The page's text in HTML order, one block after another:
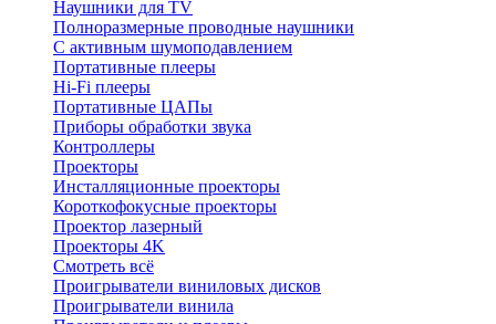
Наушники для TV
Полноразмерные проводные наушники
С активным шумоподавлением
Портативные плееры
Hi-Fi плееры
Портативные ЦАПы
Приборы обработки звука
Контроллеры
Проекторы
Инсталляционные проекторы
Короткофокусные проекторы
Проектор лазерный
Проекторы 4K
Смотреть всё
Проигрыватели виниловых дисков
Проигрыватели винила